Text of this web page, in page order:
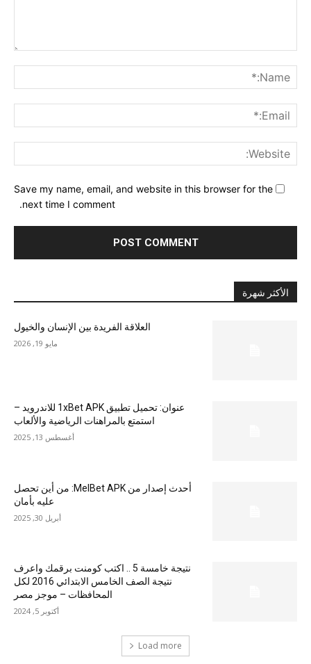
Save my name, email, and website in this browser for the
next time I comment.
الأكثر شهرة
العلاقة الفريدة بين الإنسان والخيول
مايو 19, 2026
عنوان: تحميل تطبيق 1xBet APK للاندرويد –
استمتع بالمراهنات الرياضية والألعاب
أغسطس 13, 2025
أحدث إصدار من MelBet APK: من أين تحصل
عليه بأمان
أبريل 30, 2025
نتيجة خامسة 5 .. اكتب كومنت برقمك واعرف
نتيجة الصف الخامس الابتدائي 2016 لكل
المحافظات – موجز مصر
أكتوبر 5, 2024
Load more